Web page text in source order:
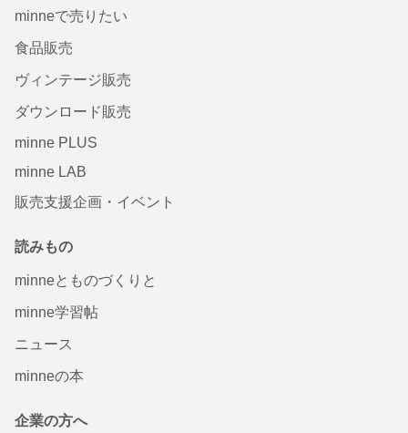
minneで売りたい
食品販売
ヴィンテージ販売
ダウンロード販売
minne PLUS
minne LAB
販売支援企画・イベント
読みもの
minneとものづくりと
minne学習帖
ニュース
minneの本
企業の方へ